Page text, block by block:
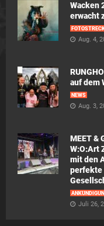
Wacken
erwacht
Aug. 4,
auf dem
NEWS
Aug. 3,
MEET &
W:O:Art
mit den
perfekte
Juli 26,